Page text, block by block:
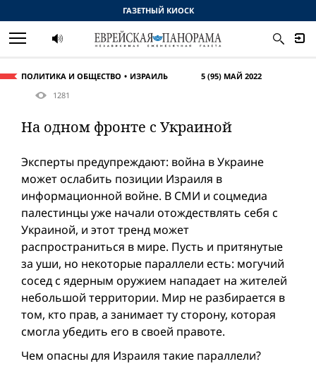
ПОЛИТИКА И ОБЩЕСТВО ИЗРАИЛЬ
5 (95) МАЙ 2022
1281
На одном фронте с Украиной
Эксперты предупреждают: вой­на в Украине
может ослабить позиции Израиля в
информационной вой­не. В СМИ и соцмедиа
палестинцы уже начали отождествлять себя с
Украиной, и этот тренд может
распространиться в мире. Пусть и притянутые
за уши, но некоторые параллели есть: могучий
сосед с ядерным оружием нападает на жителей
небольшой территории. Мир не разбирается в
том, кто прав, а занимает ту сторону, которая
смогла убедить его в своей правоте.
Чем опасны для Израиля такие параллели?
ГАЗЕТНЫЙ КИОСК